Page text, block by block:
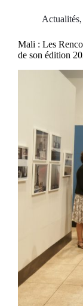
Actualités,
Mali : Les
de son édition